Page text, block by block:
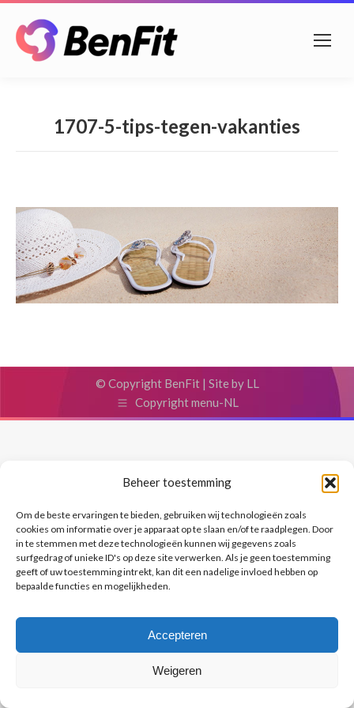
Beheer toestemming
Om de beste ervaringen te bieden, gebruiken wij technologieën zoals
cookies om informatie over je apparaat op te slaan en/of te raadplegen. Door
in te stemmen met deze technologieën kunnen wij gegevens zoals
surfgedrag of unieke ID's op deze site verwerken. Als je geen toestemming
geeft of uw toestemming intrekt, kan dit een nadelige invloed hebben op
bepaalde functies en mogelijkheden.
Accepteren
Weigeren
1707-5-tips-tegen-vakanties
© Copyright BenFit | Site by LL
Copyright menu-NL